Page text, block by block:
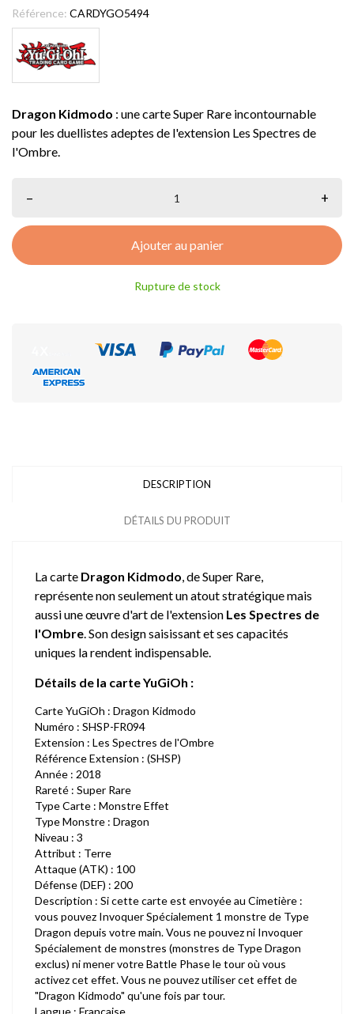
Référence: CARDYGO5494
Dragon Kidmodo : une carte Super Rare incontournable
pour les duellistes adeptes de l'extension Les Spectres de
l'Ombre.
– +
Ajouter au panier
Rupture de stock
DESCRIPTION
DÉTAILS DU PRODUIT
La carte Dragon Kidmodo, de Super Rare,
représente non seulement un atout stratégique mais
aussi une œuvre d'art de l'extension Les Spectres de
l'Ombre. Son design saisissant et ses capacités
uniques la rendent indispensable.
Détails de la carte YuGiOh :
Carte YuGiOh : Dragon Kidmodo
Numéro : SHSP-FR094
Extension : Les Spectres de l'Ombre
Référence Extension : (SHSP)
Année : 2018
Rareté : Super Rare
Type Carte : Monstre Effet
Type Monstre : Dragon
Niveau : 3
Attribut : Terre
Attaque (ATK) : 100
Défense (DEF) : 200
Description : Si cette carte est envoyée au Cimetière :
vous pouvez Invoquer Spécialement 1 monstre de Type
Dragon depuis votre main. Vous ne pouvez ni Invoquer
Spécialement de monstres (monstres de Type Dragon
exclus) ni mener votre Battle Phase le tour où vous
activez cet effet. Vous ne pouvez utiliser cet effet de
"Dragon Kidmodo" qu'une fois par tour.
Langue : Française